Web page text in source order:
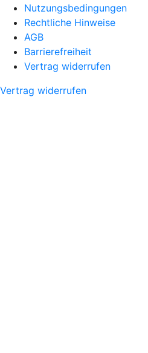
Nutzungsbedingungen
Rechtliche Hinweise
AGB
Barrierefreiheit
Vertrag widerrufen
Vertrag widerrufen